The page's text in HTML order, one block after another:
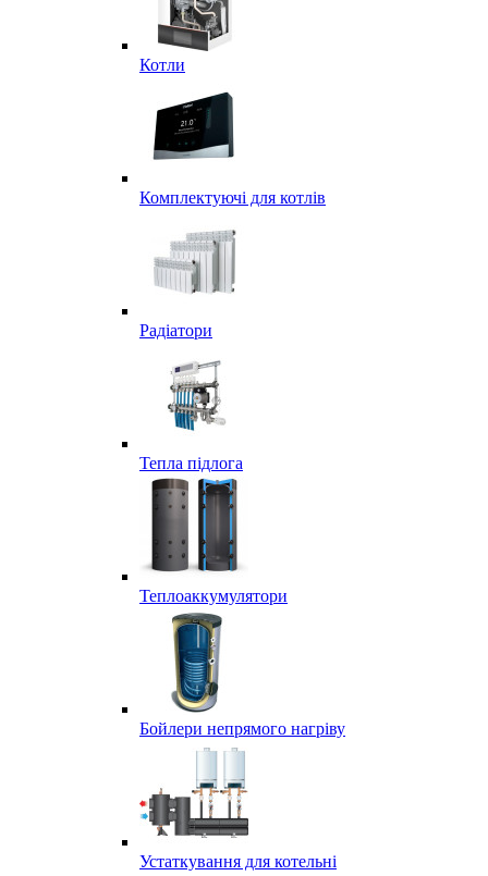
Котли
Комплектуючі для котлів
Радіатори
Тепла підлога
Теплоаккумулятори
Бойлери непрямого нагріву
Устаткування для котельні